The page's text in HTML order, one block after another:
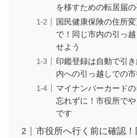
を移すための転居届
国民健康保険の住所
で！同じ市内の引っ
せよう
印鑑登録は自動で引
内への引っ越しでの
マイナンバーカード
忘れずに！市役所で
です
市役所へ行く前に確認！